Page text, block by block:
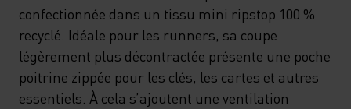
confectionnée dans un tissu mini ripstop 100 %
recyclé. Idéale pour les runners, sa coupe
légèrement plus décontractée présente une poche
poitrine zippée pour les clés, les cartes et autres
essentiels. À cela s’ajoutent une ventilation